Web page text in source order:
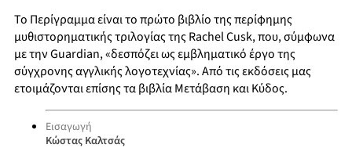
Το Περίγραμμα είναι το πρώτο βιβλίο της περίφημης
μυθιστορηματικής τριλογίας της Rachel Cusk, που, σύμφωνα
με την Guardian, «δεσπόζει ως εμβληματικό έργο της
σύγχρονης αγγλικής λογοτεχνίας». Από τις εκδόσεις μας
ετοιμάζονται επίσης τα βιβλία Μετάβαση και Κύδος.
Εισαγωγή
Κώστας Καλτσάς